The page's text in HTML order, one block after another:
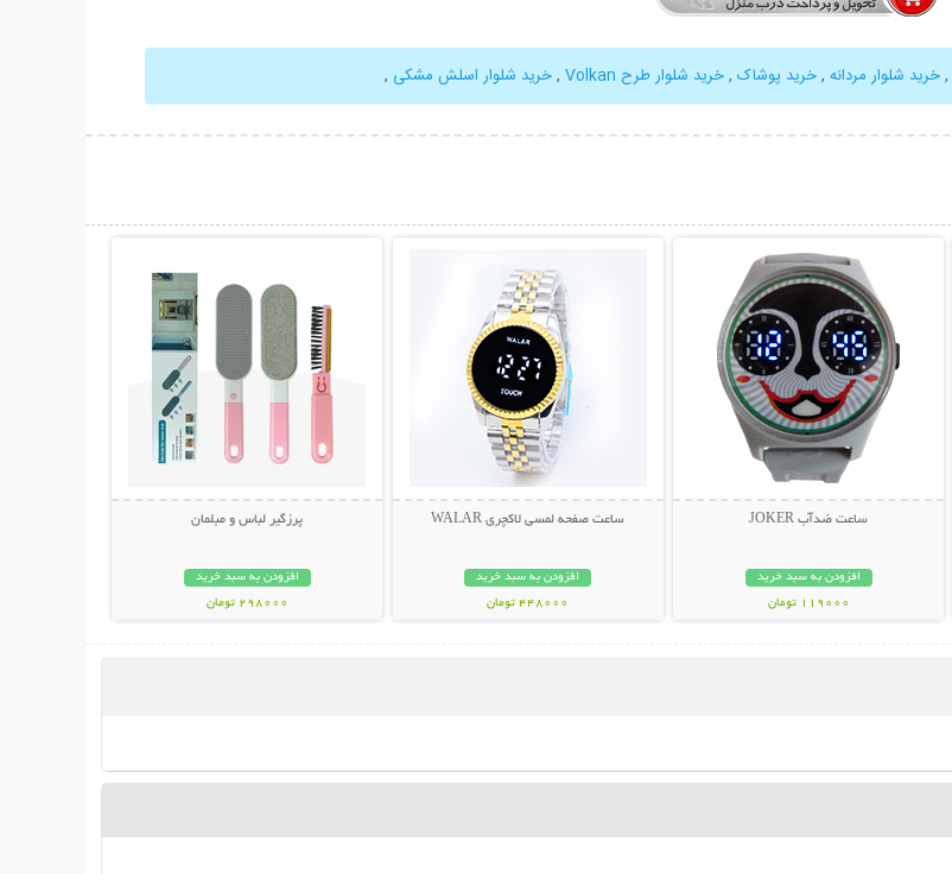
,خرید شلوار مردانه ,خرید پوشاک ,خرید شلوار طرح Volkan ,خرید شلوار اسلش مشکی ,
ساعت ضدآب JOKER
افزودن به سبد خرید
119000 تومان
ساعت صفحه لمسی لاکچری WALAR
افزودن به سبد خرید
448000 تومان
پرزگیر لباس و مبلمان
افزودن به سبد خرید
298000 تومان